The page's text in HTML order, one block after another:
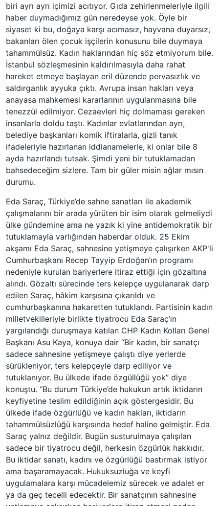
biri ayrı ayrı içimizi acıtıyor. Gıda zehirlenmeleriyle ilgili
haber duymadığımız gün neredeyse yok. Öyle bir
siyaset ki bu, doğaya karşı acımasız, hayvana duyarsız,
bakanları ölen çocuk işçilerin konusunu bile duymaya
tahammülsüz. Kadın haklarından hiç söz etmiyorum bile.
İstanbul sözleşmesinin kaldırılmasıyla daha rahat
hareket etmeye başlayan eril düzende pervasızlık ve
saldırganlık ayyuka çıktı. Avrupa insan hakları veya
anayasa mahkemesi kararlarının uygulanmasına bile
tenezzül edilmiyor. Cezaevleri hiç dolmaması gereken
insanlarla doldu taştı. Kadınlar evlatlarından ayrı,
belediye başkanları komik iftiralarla, gizli tanık
ifadeleriyle hazırlanan iddianamelerle, ki onlar bile 8
ayda hazırlandı tutsak. Şimdi yeni bir tutuklamadan
bahsedeceğim sizlere. Tam bir güler misin ağlar mısın
durumu.
Eda Saraç, Türkiye’de sahne sanatları ile akademik
çalışmalarını bir arada yürüten bir isim olarak gelmeliydi
ülke gündemine ama ne yazık ki yine antidemokratik bir
tutuklamayla varlığından haberdar olduk. 25 Ekim
akşamı Eda Saraç, sahnesine yetişmeye çalışırken AKP'li
Cumhurbaşkanı Recep Tayyip Erdoğan’ın programı
nedeniyle kurulan bariyerlere itiraz ettiği için gözaltına
alındı. Gözaltı sürecinde ters kelepçe uygulanarak darp
edilen Saraç, hâkim karşısına çıkarıldı ve
cumhurbaşkanına hakaretten tutuklandı. Partisinin kadın
milletvekilleriyle birlikte tiyatrocu Eda Saraç’ın
yargılandığı duruşmaya katılan CHP Kadın Kolları Genel
Başkanı Asu Kaya, konuya dair “Bir kadın, bir sanatçı
sadece sahnesine yetişmeye çalıştı diye yerlerde
sürükleniyor, ters kelepçeyle darp ediliyor ve
tutuklanıyor. Bu ülkede ifade özgüllüğü yok” diye
konuştu. “Bu durum Türkiye’de hukukun artık iktidarın
keyfiyetine teslim edildiğinin açık göstergesidir. Bu
ülkede ifade özgürlüğü ve kadın hakları, iktidarın
tahammülsüzlüğü karşısında hedef haline gelmiştir. Eda
Saraç yalnız değildir. Bugün susturulmaya çalışılan
sadece bir tiyatrocu değil, herkesin özgürlük hakkıdır.
Bu iktidar sanatı, kadını ve özgürlüğü bastırmak istiyor
ama başaramayacak. Hukuksuzluğa ve keyfi
uygulamalara karşı mücadelemiz sürecek ve adalet er
ya da geç tecelli edecektir. Bir sanatçının sahnesine